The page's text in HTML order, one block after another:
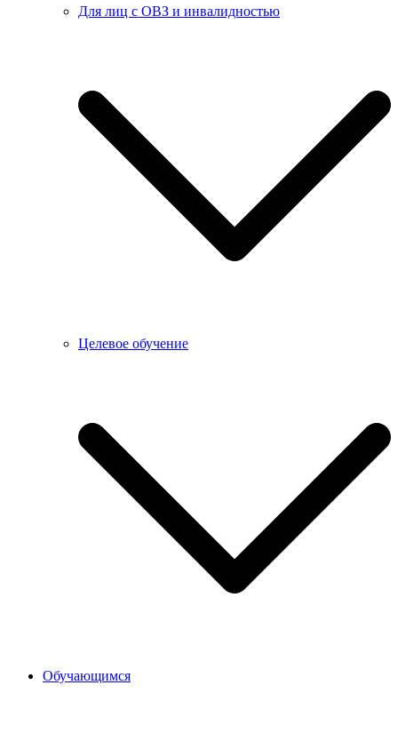
Для лиц с ОВЗ и инвалидностью
Целевое обучение
Обучающимся